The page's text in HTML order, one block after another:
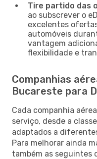
Tire partido das
ao subscrever o
excelentes
automóveis
vantagem
flexibilidade e
Companhias
Bucareste para
Cada companhia
serviço, desde a
adaptados a
Para melhorar ainda
também as seguintes